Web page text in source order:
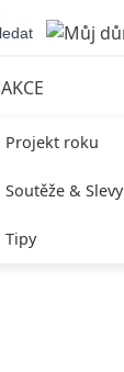
AKCE
Projekt roku
Soutěže & Slevy
Tipy